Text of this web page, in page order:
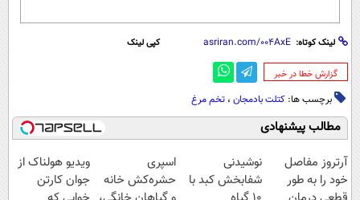
لینک کوتاه: کپی لینک
‌گزارش خطا در خبر
برچسب ها: کتلت بادمجان ، تخم مرغ
مطالب پیشنهادی
آرتروز مفاصل
خود را به طور
نوشیدنی
شفابخش کبد با
اسپری
حشره‌کش خانه
ویدیو هولناک از
جوان کارتن